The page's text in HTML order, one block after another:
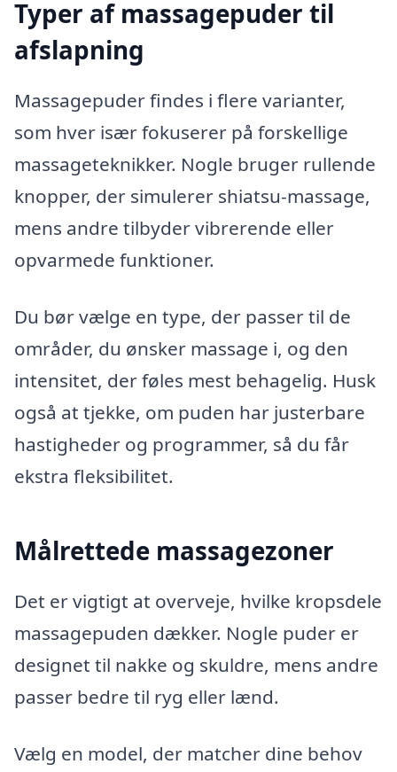
Typer af massagepuder til
afslapning
Massagepuder findes i flere varianter,
som hver især fokuserer på forskellige
massageteknikker. Nogle bruger rullende
knopper, der simulerer shiatsu-massage,
mens andre tilbyder vibrerende eller
opvarmede funktioner.
Du bør vælge en type, der passer til de
områder, du ønsker massage i, og den
intensitet, der føles mest behagelig. Husk
også at tjekke, om puden har justerbare
hastigheder og programmer, så du får
ekstra fleksibilitet.
Målrettede massagezoner
Det er vigtigt at overveje, hvilke kropsdele
massagepuden dækker. Nogle puder er
designet til nakke og skuldre, mens andre
passer bedre til ryg eller lænd.
Vælg en model, der matcher dine behov